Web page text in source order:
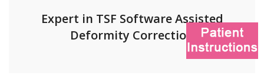
Expert in TSF Software Assisted
Deformity Correction